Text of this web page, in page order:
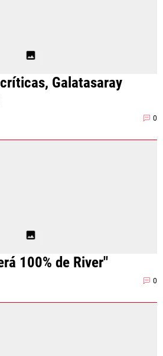
Galatasaray
0
100% de River"
0